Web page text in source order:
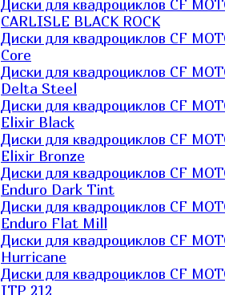
Диски для квадроциклов CF
CARLISLE BLACK ROCK
Диски для квадроциклов CF
Core
Диски для квадроциклов CF
Delta Steel
Диски для квадроциклов CF
Elixir Black
Диски для квадроциклов CF
Elixir Bronze
Диски для квадроциклов CF
Enduro Dark Tint
Диски для квадроциклов CF
Enduro Flat Mill
Диски для квадроциклов CF
Hurricane
Диски для квадроциклов CF
ITP 212